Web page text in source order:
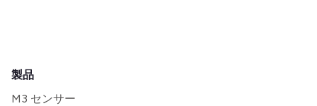
製品
M3 センサー